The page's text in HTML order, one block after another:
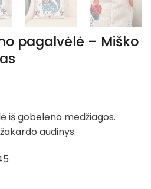
pagalvėlė – Miško
iš gobeleno medžiagos.
audinys.